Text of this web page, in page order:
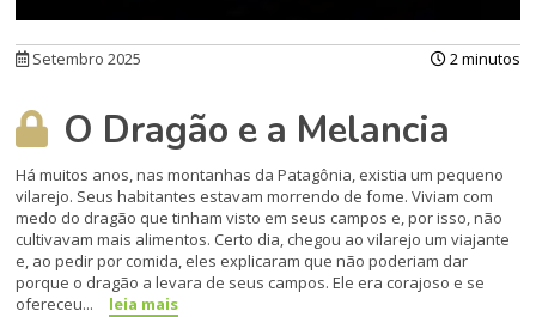
Setembro 2025 2 minutos
O Dragão e a Melancia
Há muitos anos, nas montanhas da Patagônia, existia um pequeno
vilarejo. Seus habitantes estavam morrendo de fome. Viviam com
medo do dragão que tinham visto em seus campos e, por isso, não
cultivavam mais alimentos. Certo dia, chegou ao vilarejo um viajante
e, ao pedir por comida, eles explicaram que não poderiam dar
porque o dragão a levara de seus campos. Ele era corajoso e se
ofereceu...
leia mais